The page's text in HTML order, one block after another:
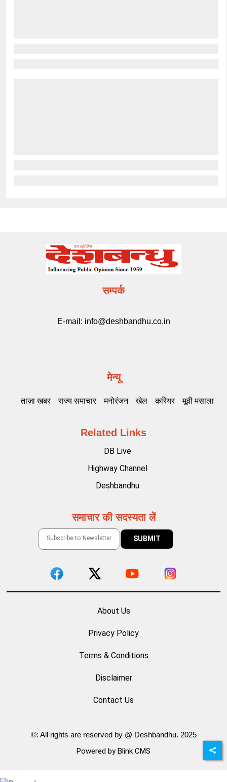
सम्पर्क
E-mail: info@deshbandhu.co.in
मेन्यू
ताज़ा खबर राज्य समाचार मनोरंजन खेल करियर मूवी मसाला
Related Links
DB Live
Highway Channel
Deshbandhu
समाचार की सदस्यता लें
About Us
Privacy Policy
Terms & Conditions
Disclaimer
Contact Us
©: All rights are reserved by @ Deshbandhu. 2025
Powered by Blink CMS